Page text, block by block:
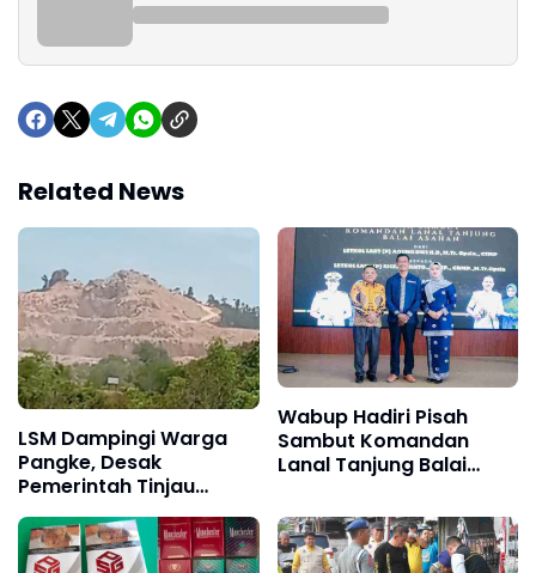
Related News
LSM Dampingi Warga
Pangke, Desak
Pemerintah Tinjau
Operasional PT Pacific
Granitama dan PT Bukit
Alam Persada
Wabup Hadiri Pisah
Sambut Komandan
Lanal Tanjung Balai